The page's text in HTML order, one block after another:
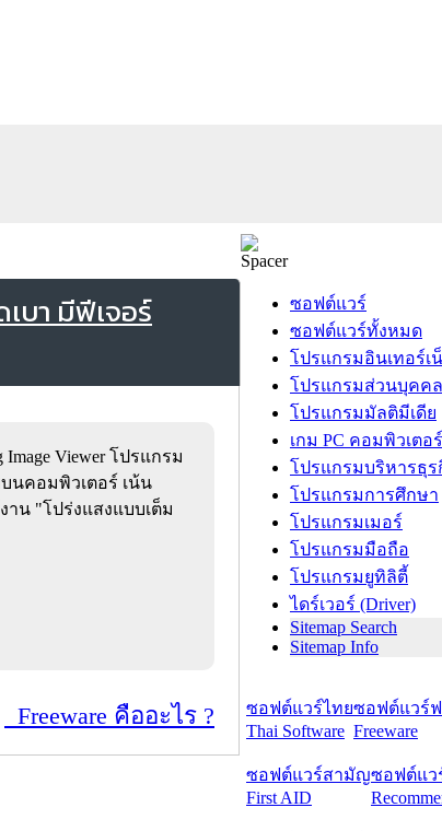
บา มีฟีเจอร์
Image Viewer โปรแกรม
นคอมพิวเตอร์ เน้น
าน "โปร่งแสงแบบเต็ม
Freeware คืออะไร ?
ซอฟต์แวร์
ซอฟต์แวร์ทั้งหมด
โปรแกรมอินเทอร์เ
โปรแกรมส่วนบุคคล
โปรแกรมมัลติมีเดีย
เกม PC คอมพิวเตอร์
โปรแกรมบริหารธุร
โปรแกรมการศึกษา
โปรแกรมเมอร์
โปรแกรมมือถือ
โปรแกรมยูทิลิตี้
ไดร์เวอร์ (Driver)
Sitemap Search
Sitemap Info
ซอฟต์แวร์ไทย
Thai Software
ซอฟต์แวร์
Freeware
ซอฟต์แวร์สามัญ
First AID
ซอฟต์แว